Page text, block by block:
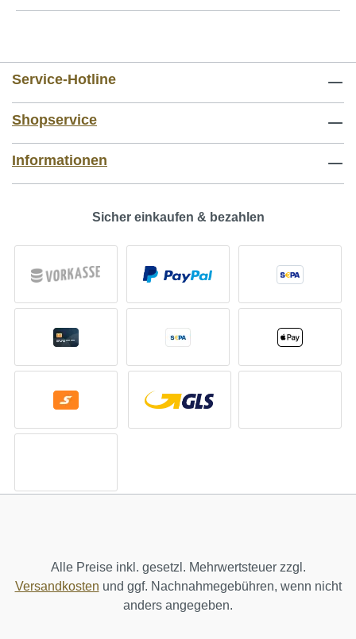
Service-Hotline
Shopservice
Informationen
Sicher einkaufen & bezahlen
Alle Preise inkl. gesetzl. Mehrwertsteuer zzgl.
Versandkosten und ggf. Nachnahmegebühren, wenn nicht
anders angegeben.